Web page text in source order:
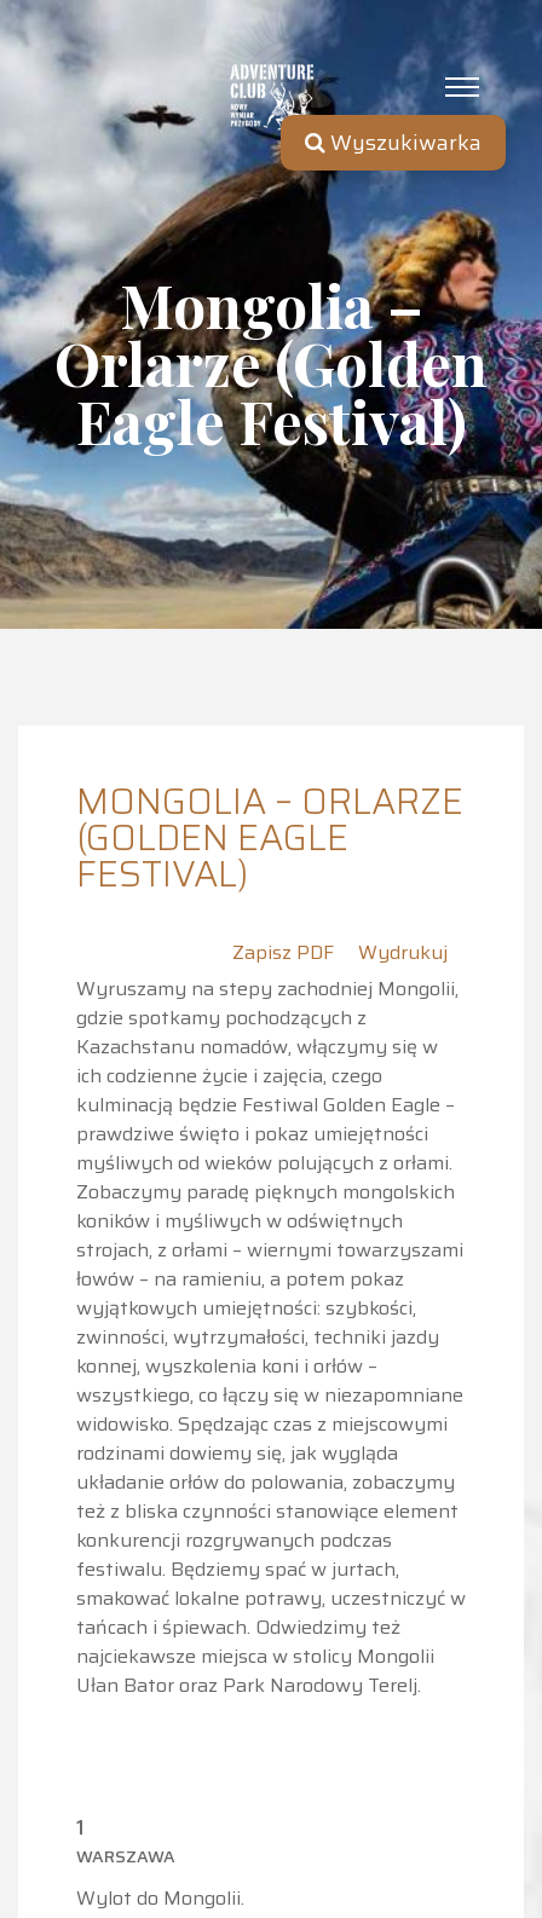
Wyszukiwarka
Mongolia –
Orlarze (Golden
Eagle Festival)
MONGOLIA – ORLARZE
(GOLDEN EAGLE
FESTIVAL)
Zapisz PDF
Wydrukuj
Wyruszamy na stepy zachodniej Mongolii,
gdzie spotkamy pochodzących z
Kazachstanu nomadów, włączymy się w
ich codzienne życie i zajęcia, czego
kulminacją będzie Festiwal Golden Eagle –
prawdziwe święto i pokaz umiejętności
myśliwych od wieków polujących z orłami.
Zobaczymy paradę pięknych mongolskich
koników i myśliwych w odświętnych
strojach, z orłami – wiernymi towarzyszami
łowów – na ramieniu, a potem pokaz
wyjątkowych umiejętności: szybkości,
zwinności, wytrzymałości, techniki jazdy
konnej, wyszkolenia koni i orłów –
wszystkiego, co łączy się w niezapomniane
widowisko. Spędzając czas z miejscowymi
rodzinami dowiemy się, jak wygląda
układanie orłów do polowania, zobaczymy
też z bliska czynności stanowiące element
konkurencji rozgrywanych podczas
festiwalu. Będziemy spać w jurtach,
smakować lokalne potrawy, uczestniczyć w
tańcach i śpiewach. Odwiedzimy też
najciekawsze miejsca w stolicy Mongolii
Ułan Bator oraz Park Narodowy Terelj.
1
WARSZAWA
Wylot do Mongolii.